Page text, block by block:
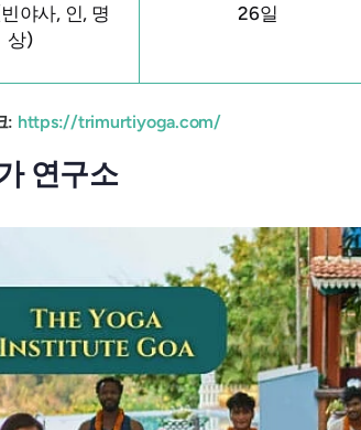
야사, 인, 명
상)
26일
: https://trimurtiyoga.com/
연구소